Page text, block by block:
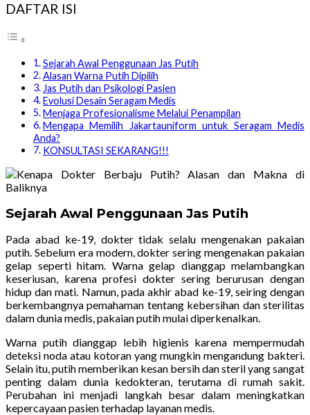
DAFTAR ISI
Sejarah Awal Penggunaan Jas Putih
Alasan Warna Putih Dipilih
Jas Putih dan Psikologi Pasien
Evolusi Desain Seragam Medis
Menjaga Profesionalisme Melalui Penampilan
Mengapa Memilih Jakartauniform untuk Seragam Medis
Anda?
KONSULTASI SEKARANG!!!
Sejarah Awal Penggunaan Jas Putih
Pada abad ke-19, dokter tidak selalu mengenakan pakaian
putih. Sebelum era modern, dokter sering mengenakan pakaian
gelap seperti hitam. Warna gelap dianggap melambangkan
keseriusan, karena profesi dokter sering berurusan dengan
hidup dan mati. Namun, pada akhir abad ke-19, seiring dengan
berkembangnya pemahaman tentang kebersihan dan sterilitas
dalam dunia medis, pakaian putih mulai diperkenalkan.
Warna putih dianggap lebih higienis karena mempermudah
deteksi noda atau kotoran yang mungkin mengandung bakteri.
Selain itu, putih memberikan kesan bersih dan steril yang sangat
penting dalam dunia kedokteran, terutama di rumah sakit.
Perubahan ini menjadi langkah besar dalam meningkatkan
kepercayaan pasien terhadap layanan medis.